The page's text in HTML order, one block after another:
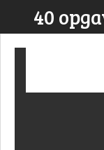
direct
naar
40